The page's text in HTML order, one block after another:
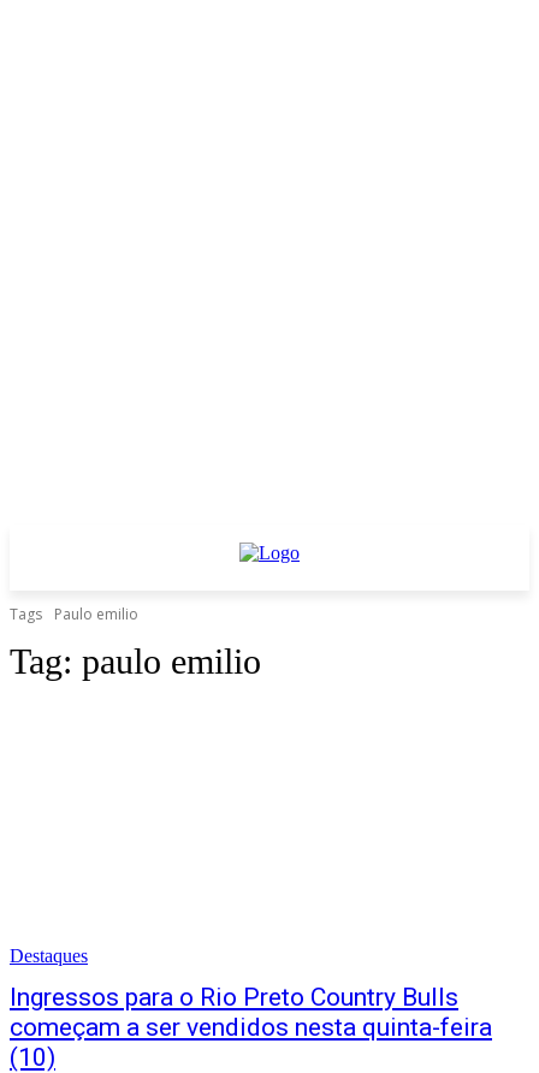
Tags Paulo emilio
Tag: paulo emilio
Destaques
Ingressos para o Rio Preto Country Bulls
começam a ser vendidos nesta quinta-feira
(10)